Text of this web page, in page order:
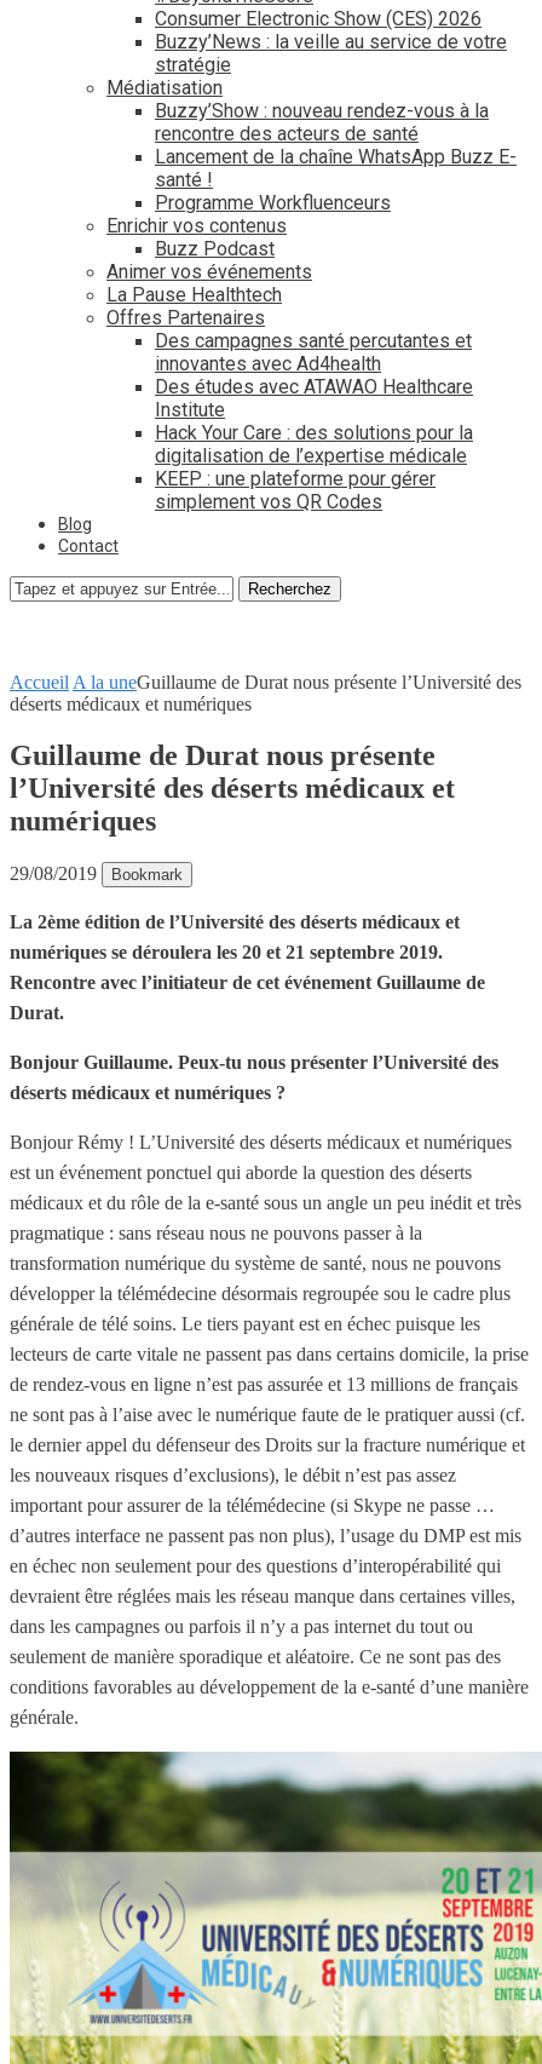
Consumer Electronic Show (CES) 2026
Buzzy’News : la veille au service de votre
stratégie
Médiatisation
Buzzy’Show : nouveau rendez-vous à la
rencontre des acteurs de santé
Lancement de la chaîne WhatsApp Buzz E-
santé !
Programme Workfluenceurs
Enrichir vos contenus
Buzz Podcast
Animer vos événements
La Pause Healthtech
Offres Partenaires
Des campagnes santé percutantes et
innovantes avec Ad4health
Des études avec ATAWAO Healthcare
Institute
Hack Your Care : des solutions pour la
digitalisation de l’expertise médicale
KEEP : une plateforme pour gérer
simplement vos QR Codes
Blog
Contact
Recherchez
Accueil A la uneGuillaume de Durat nous présente l’Université des
déserts médicaux et numériques
Guillaume de Durat nous présente
l’Université des déserts médicaux et
numériques
29/08/2019 Bookmark
La 2ème édition de l’Université des déserts médicaux et
numériques se déroulera les 20 et 21 septembre 2019.
Rencontre avec l’initiateur de cet événement Guillaume de
Durat.
Bonjour Guillaume. Peux-tu nous présenter l’Université des
déserts médicaux et numériques ?
Bonjour Rémy ! L’Université des déserts médicaux et numériques
est un événement ponctuel qui aborde la question des déserts
médicaux et du rôle de la e-santé sous un angle un peu inédit et très
pragmatique : sans réseau nous ne pouvons passer à la
transformation numérique du système de santé, nous ne pouvons
développer la télémédecine désormais regroupée sou le cadre plus
générale de télé soins. Le tiers payant est en échec puisque les
lecteurs de carte vitale ne passent pas dans certains domicile, la prise
de rendez-vous en ligne n’est pas assurée et 13 millions de français
ne sont pas à l’aise avec le numérique faute de le pratiquer aussi (cf.
le dernier appel du défenseur des Droits sur la fracture numérique et
les nouveaux risques d’exclusions), le débit n’est pas assez
important pour assurer de la télémédecine (si Skype ne passe …
d’autres interface ne passent pas non plus), l’usage du DMP est mis
en échec non seulement pour des questions d’interopérabilité qui
devraient être réglées mais les réseau manque dans certaines villes,
dans les campagnes ou parfois il n’y a pas internet du tout ou
seulement de manière sporadique et aléatoire. Ce ne sont pas des
conditions favorables au développement de la e-santé d’une manière
générale.